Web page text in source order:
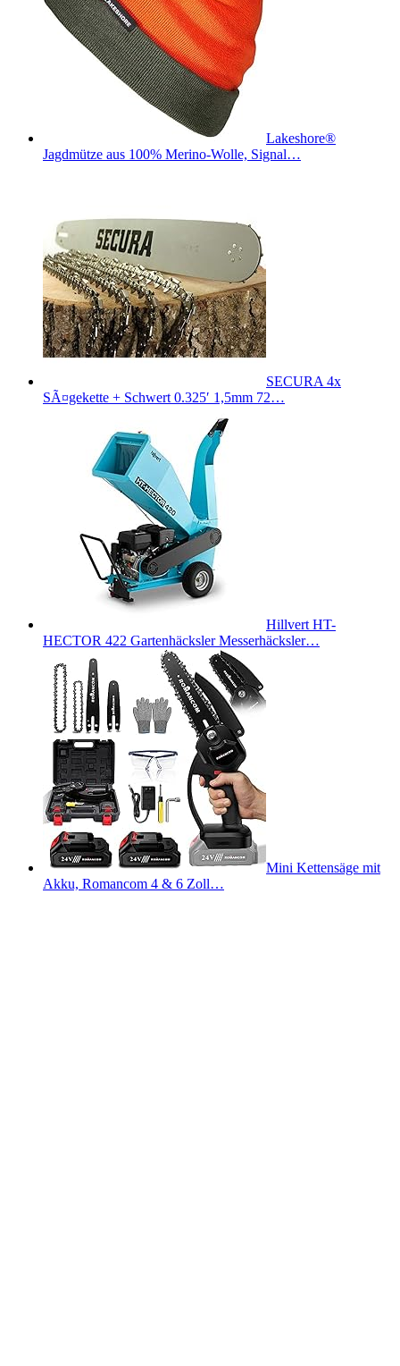
Lakeshore®
Jagdmütze aus 100% Merino-Wolle, Signal…
SECURA 4x
SÃ¤gekette + Schwert 0.325′ 1,5mm 72…
Hillvert HT-
HECTOR 422 Gartenhäcksler Messerhäcksler…
Mini Kettensäge mit
Akku, Romancom 4 & 6 Zoll…